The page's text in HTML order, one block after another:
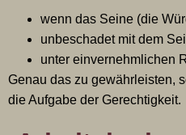
wenn das Seine (die
unbeschadet mit dem
unter einvernehmlichen
Genau das zu gewährleisten,
die Aufgabe der Gerechtigkeit.